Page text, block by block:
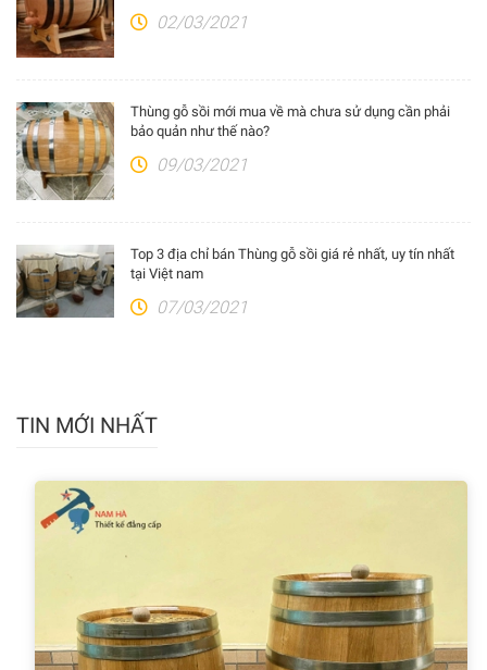
02/03/2021
Thùng gỗ sồi mới mua về mà chưa sử dụng cần phải
bảo quản như thế nào?
09/03/2021
Top 3 địa chỉ bán Thùng gỗ sồi giá rẻ nhất, uy tín nhất
tại Việt nam
07/03/2021
TIN MỚI NHẤT